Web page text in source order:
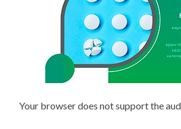
Your browser does not support the